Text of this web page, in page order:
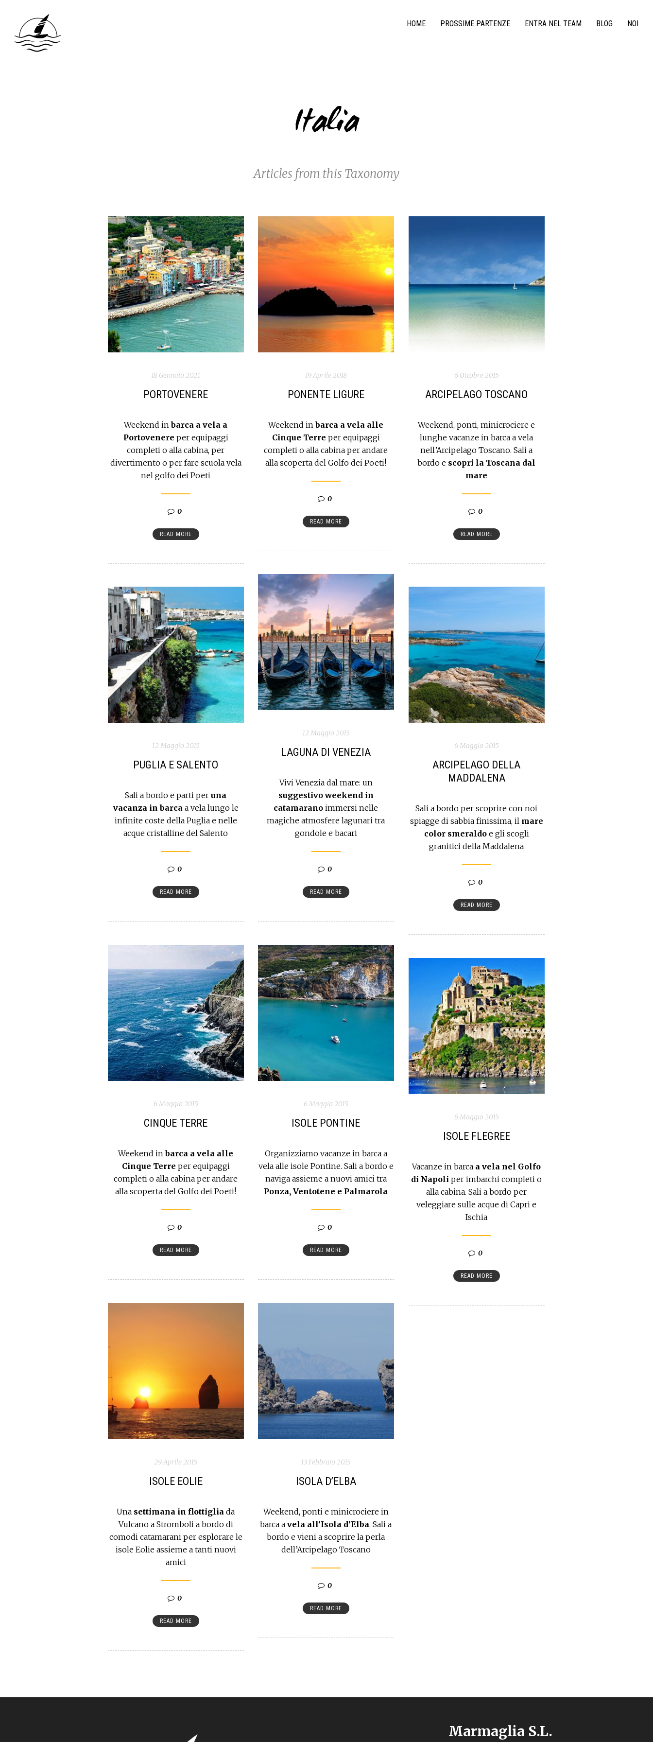
Italia
Articles from this Taxonomy
HOME PROSSIME PARTENZE ENTRA NEL TEAM BLOG NOI
18 Gennaio 2021
PORTOVENERE
Weekend inbarca a vela a
Portovenere per equipaggi
completi o alla cabina, per
divertimento o per fare scuola vela
nel golfo dei Poeti
0
READ MORE
19 Aprile 2018
PONENTE LIGURE
Weekend inbarca a vela alle
Cinque Terre per equipaggi
completi o alla cabina per andare
alla scoperta del Golfo dei Poeti!
0
READ MORE
6 Ottobre 2015
ARCIPELAGO TOSCANO
Weekend, ponti, minicrociere e
lunghe vacanze in barca a vela
nell’Arcipelago Toscano. Sali a
bordo e scopri la Toscana dal
mare
0
READ MORE
12 Maggio 2015
LAGUNA DI VENEZIA
Vivi Venezia dal mare: un
suggestivo weekend in
catamarano immersi nelle
magiche atmosfere lagunari tra
gondole e bacari
0
READ MORE
12 Maggio 2015
PUGLIA E SALENTO
Sali a bordo e parti peruna
vacanza in barca a vela lungo le
infinite coste della Puglia e nelle
acque cristalline del Salento
0
READ MORE
6 Maggio 2015
ARCIPELAGO DELLA
MADDALENA
Sali a bordo per scoprire con noi
spiagge di sabbia finissima, il mare
color smeraldoe gli scogli
granitici della Maddalena
0
READ MORE
6 Maggio 2015
CINQUE TERRE
Weekend inbarca a vela alle
Cinque Terre per equipaggi
completi o alla cabina per andare
alla scoperta del Golfo dei Poeti!
0
READ MORE
6 Maggio 2015
ISOLE PONTINE
Organizziamo vacanze in barca a
vela alle isole Pontine. Sali a bordo e
naviga assieme a nuovi amici tra
Ponza, Ventotene e Palmarola
0
READ MORE
6 Maggio 2015
ISOLE FLEGREE
Vacanze in barca a vela nel Golfo
di Napoli per imbarchi completi o
alla cabina. Sali a bordo per
veleggiare sulle acque di Capri e
Ischia
0
READ MORE
29 Aprile 2015
ISOLE EOLIE
Una settimana in flottiglia da
Vulcano a Stromboli a bordo di
comodi catamarani per esplorare le
isole Eolie assieme a tanti nuovi
amici
0
READ MORE
13 Febbraio 2015
ISOLA D’ELBA
Weekend, ponti e minicrociere in
barca avela all’Isola d’Elba. Sali a
bordo e vieni a scoprire la perla
dell’Arcipelago Toscano
0
READ MORE
Marmaglia S.L.